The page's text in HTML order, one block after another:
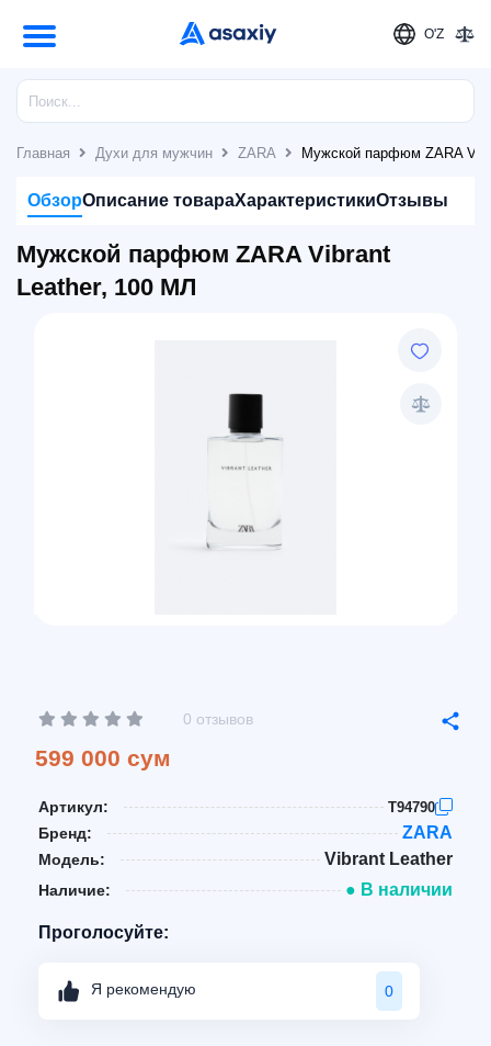
O'Z
Главная Духи для мужчин ZARA Мужской парфюм ZARA
ОбзорОписание товараХарактеристикиОтзывы
Мужской парфюм ZARA Vibrant
Leather, 100 МЛ
0 отзывов
599 000 сум
Артикул: T94790
Бренд: ZARA
Модель: Vibrant Leather
Наличие: ● В наличии
Проголосуйте:
Я рекомендую 0